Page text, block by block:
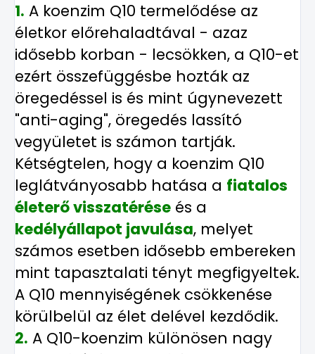
1. A koenzim Q10 termelődése az
életkor előrehaladtával - azaz
idősebb korban - lecsökken, a Q10-et
ezért összefüggésbe hozták az
öregedéssel is és mint úgynevezett
"anti-aging", öregedés lassító
vegyületet is számon tartják.
Kétségtelen, hogy a koenzim Q10
leglátványosabb hatása a fiatalos
életerő visszatérése és a
kedélyállapot javulása, melyet
számos esetben idősebb embereken
mint tapasztalati tényt megfigyeltek.
A Q10 mennyiségének csökkenése
körülbelül az élet delével kezdődik.
2. A Q10-koenzim különösen nagy